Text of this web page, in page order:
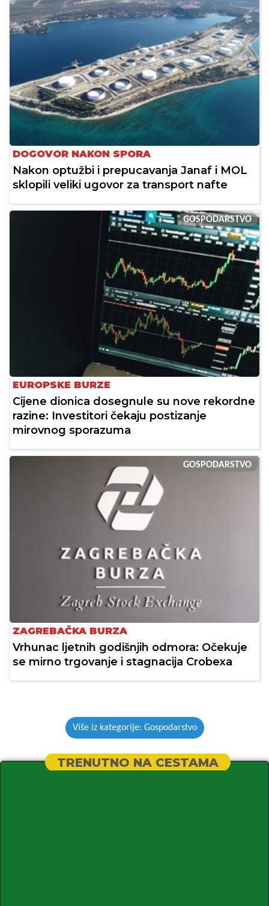
DOGOVOR NAKON SPORA
Nakon optužbi i prepucavanja Janaf i MOL
sklopili veliki ugovor za transport nafte
GOSPODARSTVO
EUROPSKE BURZE
Cijene dionica dosegnule su nove rekordne
razine: Investitori čekaju postizanje
mirovnog sporazuma
GOSPODARSTVO
ZAGREBAČKA BURZA
Vrhunac ljetnih godišnjih odmora: Očekuje
se mirno trgovanje i stagnacija Crobexa
Više iz kategorije: Gospodarstvo
TRENUTNO NA CESTAMA